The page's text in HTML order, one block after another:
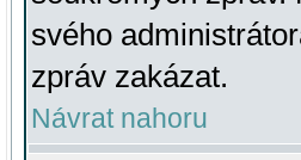
svého
zpráv zakázat.
Návrat nahoru